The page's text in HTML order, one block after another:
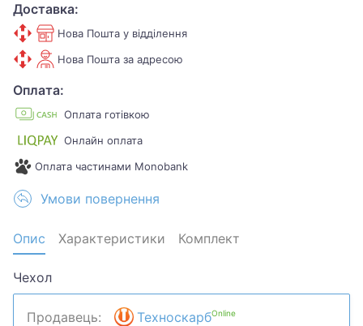
Доставка:
Нова Пошта у відділення
Нова Пошта за адресою
Оплата:
Оплата готівкою
Онлайн оплата
Оплата частинами Monobank
Умови повернення
Опис Характеристики Комплект
Чехол
Продавець: ТехноскарбOnline